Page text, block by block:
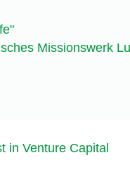
Missionswerk
in Venture Capital